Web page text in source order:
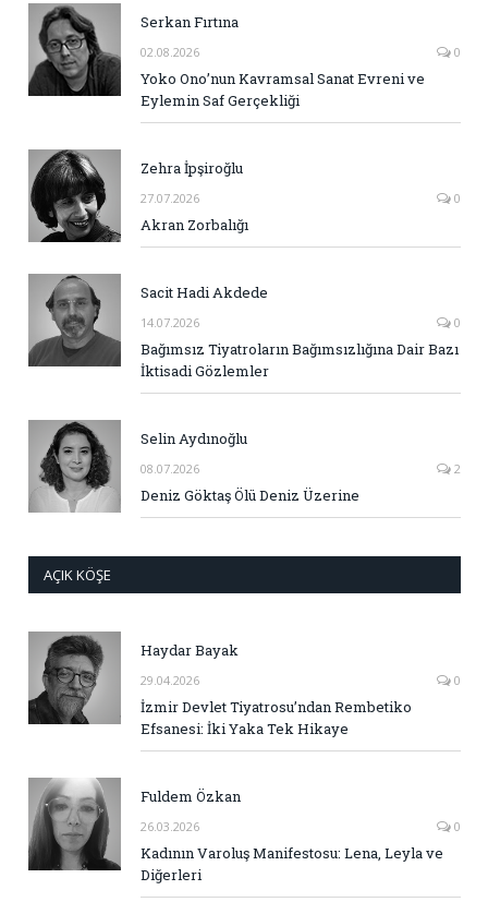
Serkan Fırtına
02.08.2026 0
Yoko Ono’nun Kavramsal Sanat Evreni ve
Eylemin Saf Gerçekliği
Zehra İpşiroğlu
27.07.2026 0
Akran Zorbalığı
Sacit Hadi Akdede
14.07.2026 0
Bağımsız Tiyatroların Bağımsızlığına Dair Bazı
İktisadi Gözlemler
Selin Aydınoğlu
08.07.2026 2
Deniz Göktaş Ölü Deniz Üzerine
AÇIK KÖŞE
Haydar Bayak
29.04.2026 0
İzmir Devlet Tiyatrosu’ndan Rembetiko
Efsanesi: İki Yaka Tek Hikaye
Fuldem Özkan
26.03.2026 0
Kadının Varoluş Manifestosu: Lena, Leyla ve
Diğerleri